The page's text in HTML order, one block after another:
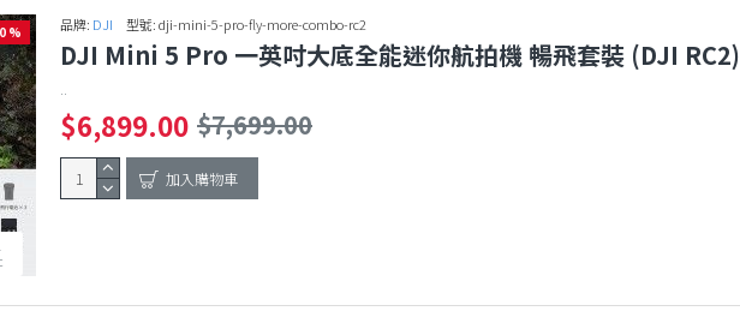
% 品牌: DJI 型號:dji-mini-5-pro-fly-more-combo-rc2
DJI Mini 5 Pro 一英吋大底全能迷你航拍機 暢飛套裝 (DJI RC2)
..
$6,899.00 $7,699.00
加入購物車